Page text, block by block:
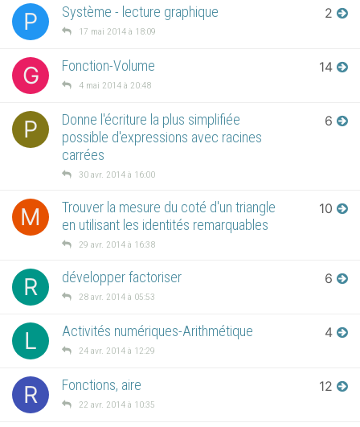
P Système - lecture graphique
17 mai 2014 à 18:09
2
G Fonction-Volume
4 mai 2014 à 20:48
14
P
Donne l'écriture la plus simplifiée
possible d'expressions avec racines
carrées
30 avr. 2014 à 16:00
6
M
Trouver la mesure du coté d'un triangle
en utilisant les identités remarquables
29 avr. 2014 à 16:38
10
R développer factoriser
28 avr. 2014 à 05:53
6
L Activités numériques-Arithmétique
24 avr. 2014 à 12:29
4
R Fonctions, aire
22 avr. 2014 à 10:35
12